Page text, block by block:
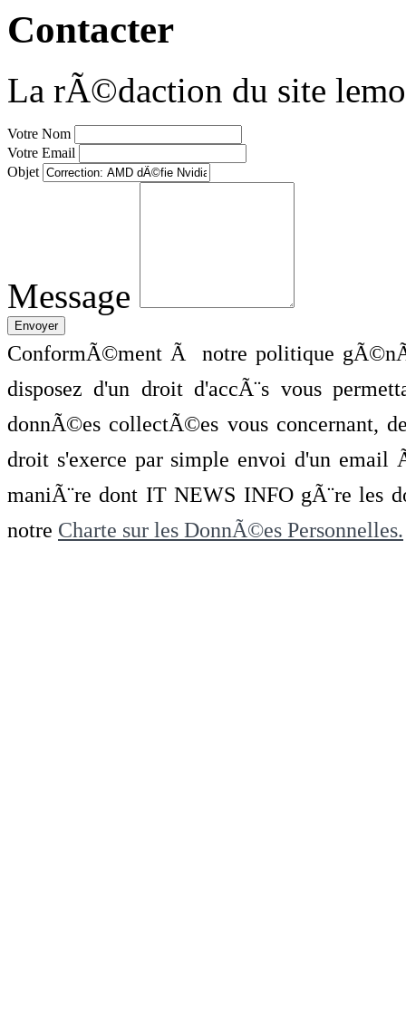
Contacter
La rÃ©daction du site
Votre Nom
Votre Email
Objet
Message
ConformÃ©ment Ã notre politique
disposez d'un droit d'accÃ¨s vous
donnÃ©es collectÃ©es vous concernant,
droit s'exerce par simple envoi d'un
maniÃ¨re dont IT NEWS INFO gÃ¨re les
notre Charte sur les DonnÃ©es Personnelles.